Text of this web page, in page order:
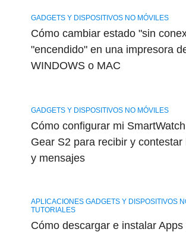
GADGETS Y DISPOSITIVOS NO MÓVILES
Cómo cambiar estado "sin
"encendido" en una impresora
WINDOWS o MAC
GADGETS Y DISPOSITIVOS NO MÓVILES
Cómo configurar mi
Gear S2 para recibir y contestar
y mensajes
APLICACIONES GADGETS Y DISPOSITIVOS
TUTORIALES
Cómo descargar e instalar